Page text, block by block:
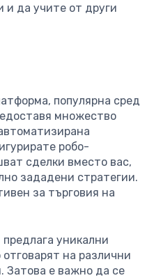
да учите от други
популярна сред
множество
робо-
сделки вместо вас,
зададени стратегии.
за търговия на
уникални
на различни
Затова е важно да се